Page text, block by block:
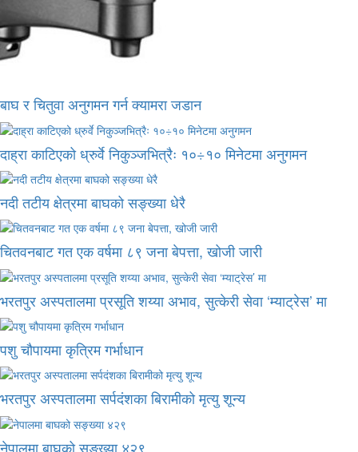
बाघ र चितुवा अनुगमन गर्न क्यामरा जडान
दाह्रा काटिएको ध्रुर्वे निकुञ्जभित्रैः १०÷१० मिनेटमा अनुगमन
नदी तटीय क्षेत्रमा बाघको सङ्ख्या धेरै
चितवनबाट गत एक वर्षमा ८९ जना बेपत्ता, खोजी जारी
भरतपुर अस्पतालमा प्रसूति शय्या अभाव, सुत्केरी सेवा ‘म्याट्रेस’ मा
पशु चौपायमा कृत्रिम गर्भाधान
भरतपुर अस्पतालमा सर्पदंशका बिरामीको मृत्यु शून्य
नेपालमा बाघको सङ्ख्या ४२९